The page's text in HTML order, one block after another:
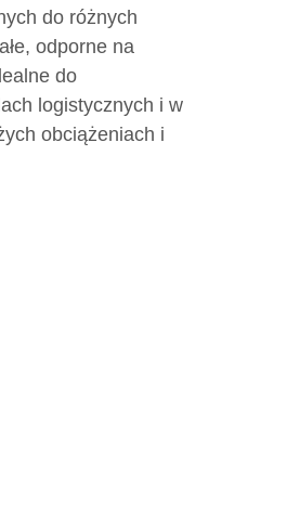
do różnych
odporne na
do
logistycznych i w
obciążeniach i